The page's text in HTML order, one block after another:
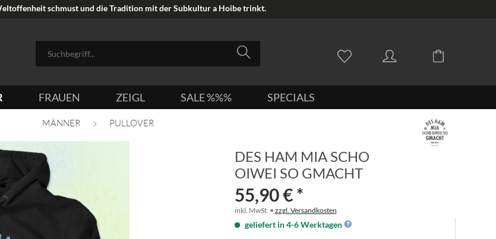
schmust und die Tradition mit der Subkultur a Hoibe trinkt.
FRAUEN ZEIGL SALE %%% SPECIALS
MÄNNER PULLOVER
DES HAM MIA SCHO
OIWEI SO GMACHT
55,90 € *
inkl. MwSt. • zzgl. Versandkosten
geliefert in 4-6 Werktagen